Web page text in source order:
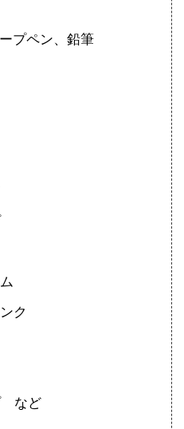
プペン、鉛筆
ク
など